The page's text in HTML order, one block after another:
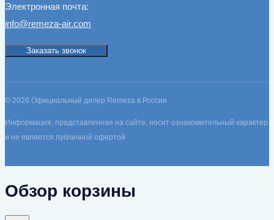
Электронная почта:
info@remeza-air.com
Заказать звонок
© 2026 Официальный дилер Remeza в России
Информация, представленная на сайте, носит ознакомительный характер
и не является публичной офертой
Обзор корзины